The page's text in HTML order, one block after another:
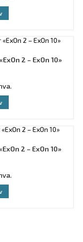
2 – ExOn 10»
2 – ExOn 10»